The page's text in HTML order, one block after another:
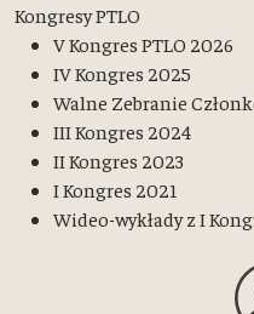
Kongresy PTLO
V Kongres PTLO 2026
IV Kongres 2025
Walne Zebranie
III Kongres 2024
II Kongres 2023
I Kongres 2021
Wideo-wykłady z I